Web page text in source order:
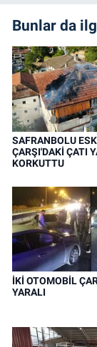
Bunlar da
SAFRANBOLU
ÇARŞI'DAKİ ÇATI
KORKUTTU
İKİ OTOMOBİL
YARALI